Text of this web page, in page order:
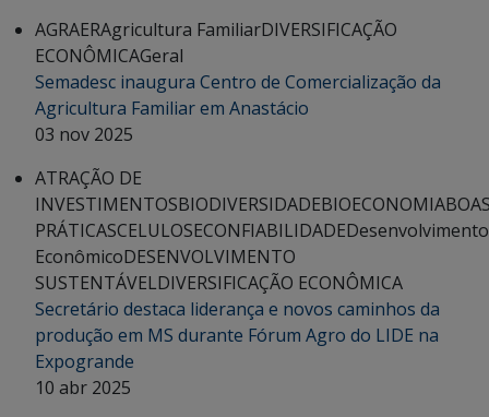
AGRAERAgricultura FamiliarDIVERSIFICAÇÃO
ECONÔMICAGeral
Semadesc inaugura Centro de Comercialização da
Agricultura Familiar em Anastácio
03 nov 2025
ATRAÇÃO DE
INVESTIMENTOSBIODIVERSIDADEBIOECONOMIA
PRÁTICASCELULOSECONFIABILIDADEDesenvolvimento
EconômicoDESENVOLVIMENTO
SUSTENTÁVELDIVERSIFICAÇÃO ECONÔMICA
Secretário destaca liderança e novos caminhos da
produção em MS durante Fórum Agro do LIDE na
Expogrande
10 abr 2025